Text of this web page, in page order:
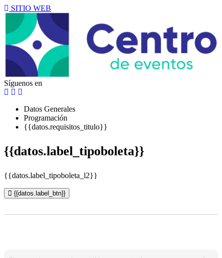
SITIO WEB
Síguenos en
Datos Generales
Programación
{{datos.requisitos_titulo}}
{{datos.label_tipoboleta}}
{{datos.label_tipoboleta_l2}}
{{datos.label_btn}}